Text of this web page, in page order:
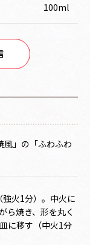
100ml
風」の「ふわふわ
火1分）。中火に
ら焼き、形を丸く
に移す（中火1分